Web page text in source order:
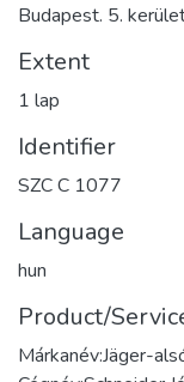
Budapest. 5.
Extent
1 lap
Identifier
SZC C 1077
Language
hun
Product/
Márkanév:Jäger-